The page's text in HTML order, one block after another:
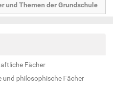
und Themen der Grundschule
Fächer
philosophische Fächer